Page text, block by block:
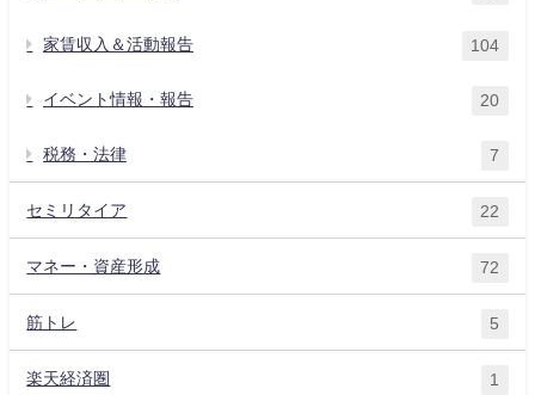
家賃収入＆活動報告 104
イベント情報・報告 20
税務・法律 7
セミリタイア 22
マネー・資産形成 72
筋トレ 5
楽天経済圏 1